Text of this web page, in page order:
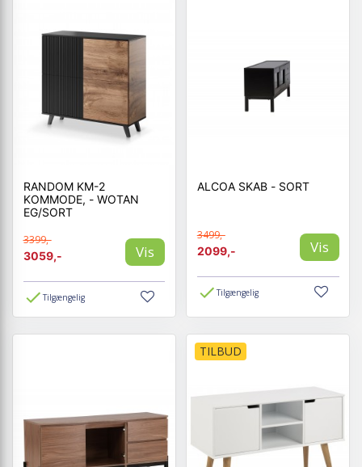
RANDOM KM-2
KOMMODE, - WOTAN
EG/SORT
3399,-
3059,-
Vis
Tilgængelig
ALCOA SKAB - SORT
3499,-
2099,-
Vis
Tilgængelig
TILBUD